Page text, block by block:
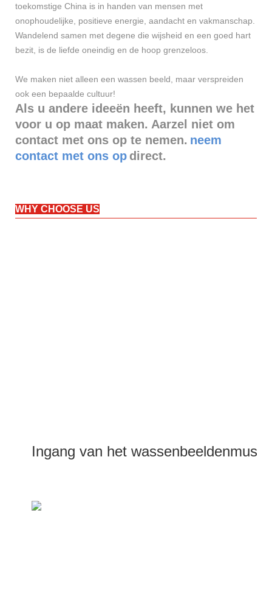
toekomstige China is in handen van mensen met
onophoudelijke, positieve energie, aandacht en vakmanschap.
Wandelend samen met degene die wijsheid en een goed hart
bezit, is de liefde oneindig en de hoop grenzeloos.
We maken niet alleen een wassen beeld, maar verspreiden
ook een bepaalde cultuur!
Als u andere ideeën heeft, kunnen we het
voor u op maat maken. Aarzel niet om
contact met ons op te nemen. neem
contact met ons op direct.
WHY CHOOSE US
Ingang van het